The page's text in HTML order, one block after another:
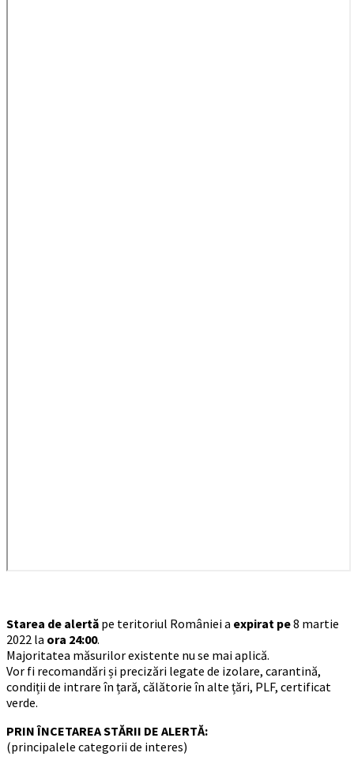
Starea de alertă pe teritoriul României a expirat pe8 martie
2022 la ora 24:00.
Majoritatea măsurilor existente nu se mai aplică.
Vor fi recomandări și precizări legate de izolare, carantină,
condiții de intrare în țară, călătorie în alte țări, PLF, certificat
verde.
PRIN ÎNCETAREA STĂRII DE ALERTĂ:
(principalele categorii de interes)